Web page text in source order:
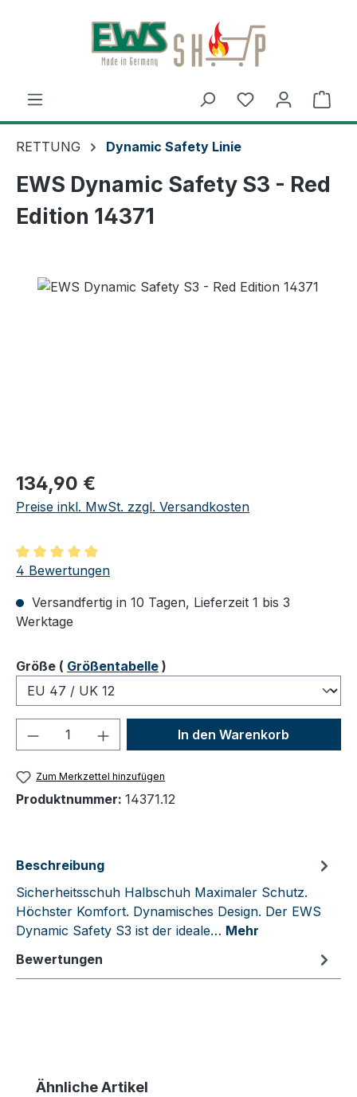
Zum Hauptinhalt springen
RETTUNG Dynamic Safety Linie
EWS Dynamic Safety S3 - Red
Edition 14371
Regulärer Preis:
134,90 €
Preise inkl. MwSt. zzgl. Versandkosten
Durchschnittliche Bewertung von 5 von 5 Sternen
4 Bewertungen
Versandfertig in 10 Tagen, Lieferzeit 1 bis 3
Werktage
Größeauswählen
( Größentabelle )
Produkt Anzahl: Gib denIn den Warenkorb
Zum Merkzettel hinzufügen
Produktnummer: 14371.12
Beschreibung
Sicherheitsschuh Halbschuh Maximaler Schutz.
Höchster Komfort. Dynamisches Design. Der EWS
Dynamic Safety S3 ist der ideale… Mehr
Bewertungen
Produktgalerie überspringen
Ähnliche Artikel